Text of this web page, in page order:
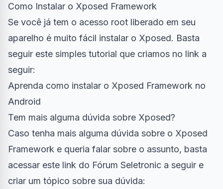
Como Instalar o Xposed Framework
Se você já tem o acesso root liberado em seu
aparelho é muito fácil instalar o Xposed. Basta
seguir este simples tutorial que criamos no link a
seguir:
Aprenda como instalar o Xposed Framework no
Android
Tem mais alguma dúvida sobre Xposed?
Caso tenha mais alguma dúvida sobre o Xposed
Framework e queria falar sobre o assunto, basta
acessar este link do Fórum Seletronic a seguir e
criar um tópico sobre sua dúvida: